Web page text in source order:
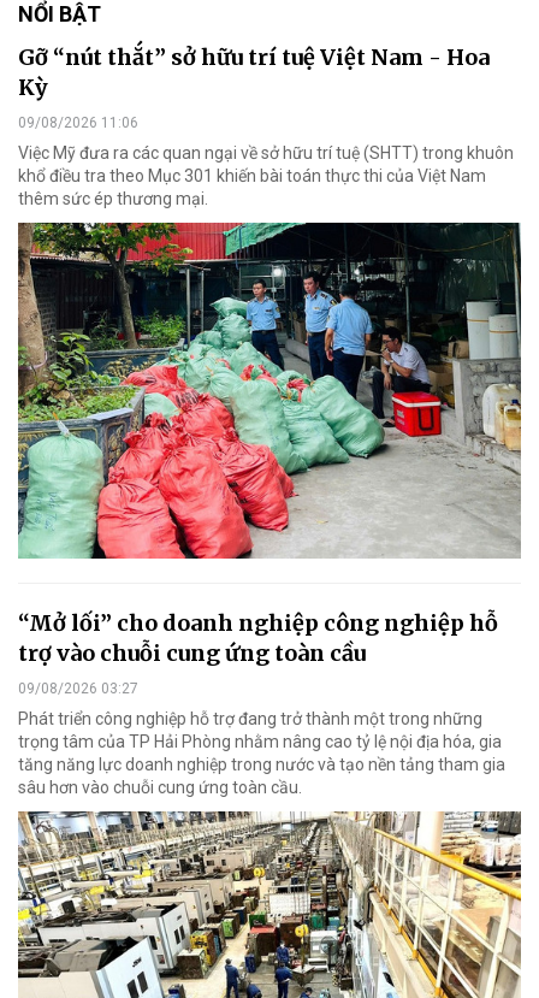
NỔI BẬT
Gỡ “nút thắt” sở hữu trí tuệ Việt Nam - Hoa
Kỳ
09/08/2026 11:06
Việc Mỹ đưa ra các quan ngại về sở hữu trí tuệ (SHTT) trong khuôn
khổ điều tra theo Mục 301 khiến bài toán thực thi của Việt Nam
thêm sức ép thương mại.
“Mở lối” cho doanh nghiệp công nghiệp hỗ
trợ vào chuỗi cung ứng toàn cầu
09/08/2026 03:27
Phát triển công nghiệp hỗ trợ đang trở thành một trong những
trọng tâm của TP Hải Phòng nhằm nâng cao tỷ lệ nội địa hóa, gia
tăng năng lực doanh nghiệp trong nước và tạo nền tảng tham gia
sâu hơn vào chuỗi cung ứng toàn cầu.